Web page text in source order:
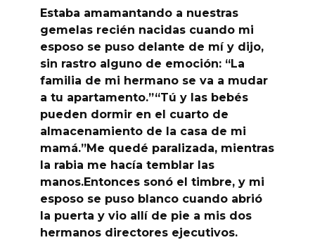
Estaba amamantando a nuestras
gemelas recién nacidas cuando mi
esposo se puso delante de mí y dijo,
sin rastro alguno de emoción: “La
familia de mi hermano se va a mudar
a tu apartamento.”“Tú y las bebés
pueden dormir en el cuarto de
almacenamiento de la casa de mi
mamá.”Me quedé paralizada, mientras
la rabia me hacía temblar las
manos.Entonces sonó el timbre, y mi
esposo se puso blanco cuando abrió
la puerta y vio allí de pie a mis dos
hermanos directores ejecutivos.